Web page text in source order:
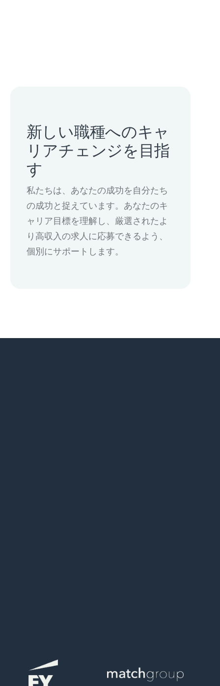
新しい職種へのキャ
リアチェンジを目指
す
私たちは、あなたの成功を自分たち
の成功と捉えています。あなたのキ
ャリア目標を理解し、厳選されたよ
り高収入の求人に応募できるよう、
個別にサポートします。